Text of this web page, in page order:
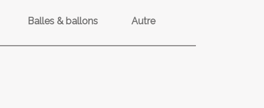
Balles & ballons Autre